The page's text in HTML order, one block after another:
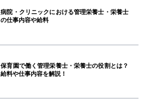
病院・クリニックにおける管理栄養士・栄養士
の仕事内容や給料
保育園で働く管理栄養士・栄養士の役割とは？
給料や仕事内容を解説！